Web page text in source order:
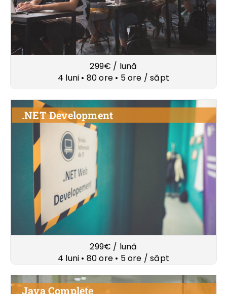
299€ / lună
4 luni • 80 ore • 5 ore / săpt
.NET Development
299€ / lună
4 luni • 80 ore • 5 ore / săpt
Java Complete